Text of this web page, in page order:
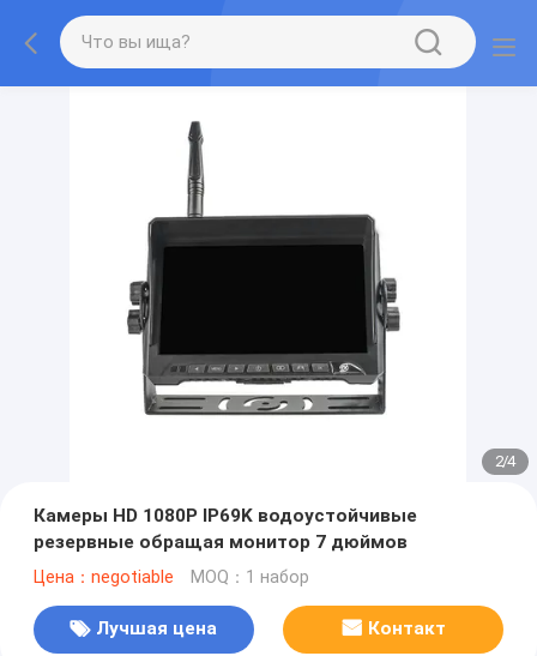
2/4
Камеры HD 1080P IP69K водоустойчивые
резервные обращая монитор 7 дюймов
Цена：negotiable MOQ：1 набор
Лучшая цена Контакт